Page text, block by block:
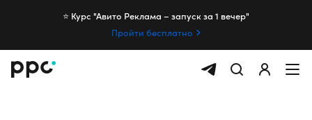
⭐️ Курс "Авито Реклама – запуск за 1 вечер"
Пройти бесплатно